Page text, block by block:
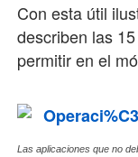
Con esta útil
describen las
permitir en el
Las aplicaciones que no